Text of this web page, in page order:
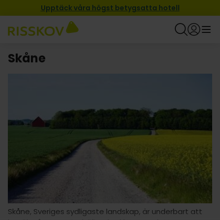
Upptäck våra högst betygsatta hotell
Skåne
Skåne, Sveriges sydligaste landskap, är underbart att